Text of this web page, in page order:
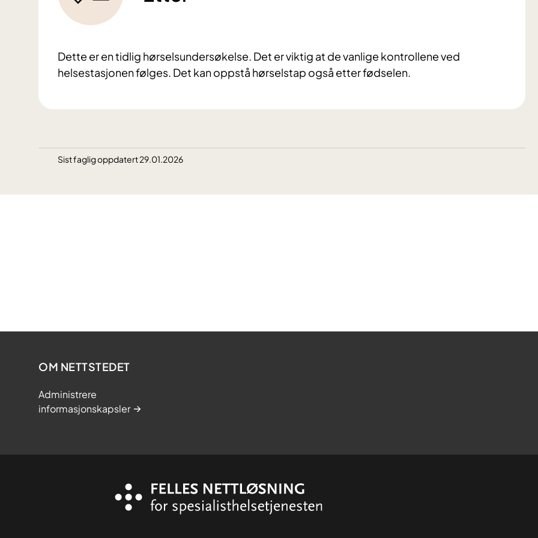
Dette er en tidlig hørselsundersøkelse. Det er viktig at de vanlige kontrollene ved
helsestasjonen følges. Det kan oppstå hørselstap også etter fødselen.
Sist faglig oppdatert 29.01.2026
OM NETTSTEDET
Administrere
informasjonskapsler